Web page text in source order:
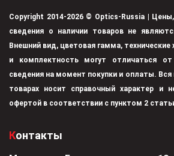
Copyright 2014-2026 © Optics-Russia |
сведения о наличии товаров не
Внешний вид, цветовая гамма, технические
и комплектность могут отличаться от
сведения на момент покупки и оплаты.
товарах носит справочный характер и
офертой в соответствии с пунктом 2
Контакты